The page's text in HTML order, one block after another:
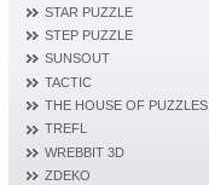
STAR PUZZLE
STEP PUZZLE
SUNSOUT
TACTIC
THE HOUSE OF PUZZLES
TREFL
WREBBIT 3D
ZDEKO